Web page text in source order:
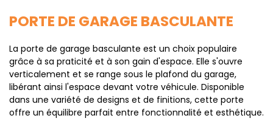
PORTE DE GARAGE BASCULANTE
La porte de garage basculante est un choix populaire
grâce à sa praticité et à son gain d'espace. Elle s'ouvre
verticalement et se range sous le plafond du garage,
libérant ainsi l'espace devant votre véhicule. Disponible
dans une variété de designs et de finitions, cette porte
offre un équilibre parfait entre fonctionnalité et esthétique.